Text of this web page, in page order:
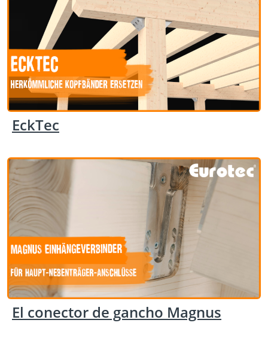
EckTec
El conector de gancho Magnus